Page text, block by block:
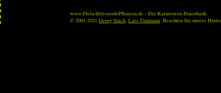
www.FleischfressendePflanzen.de - Die Karnivoren-Datenbank.
© 2001-2021 Georg Stach Lars Timmann . Beachten Sie unsere